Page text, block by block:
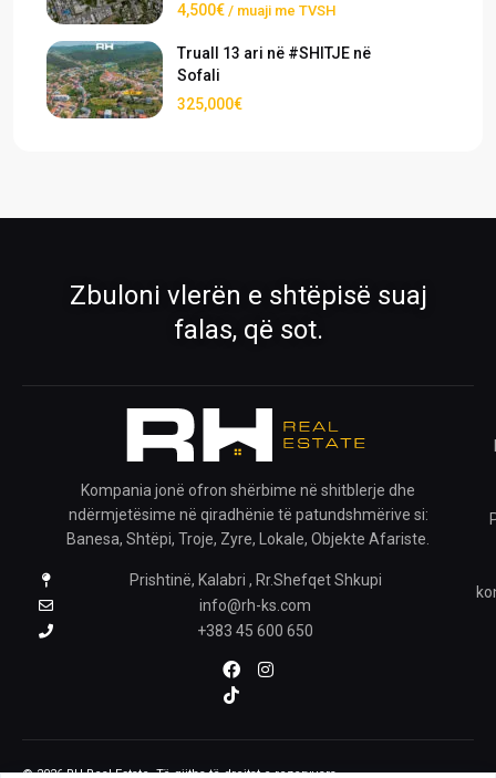
4,500€ / muaji me TVSH
Truall 13 ari në #SHITJE në
Sofali
325,000€
Zbuloni vlerën e shtëpisë suaj
falas, që sot.
Kompania jonë ofron shërbime në shitblerje dhe
ndërmjetësime në qiradhënie të patundshmërive si:
Banesa, Shtëpi, Troje, Zyre, Lokale, Objekte Afariste.
Prishtinë, Kalabri , Rr.Shefqet Shkupi
info@rh-ks.com
+383 45 600 650
© 2026 RH Real Estate. Të gjitha të drejtat e rezervuara.
Estate
Mëso më shumë për ekipin tonë
Kontakti
Na kontaktoni për çdo pyetje
Krijo kërkesë
Pronat e ruajtura
Shiko pronat që i ke ruajtur
›